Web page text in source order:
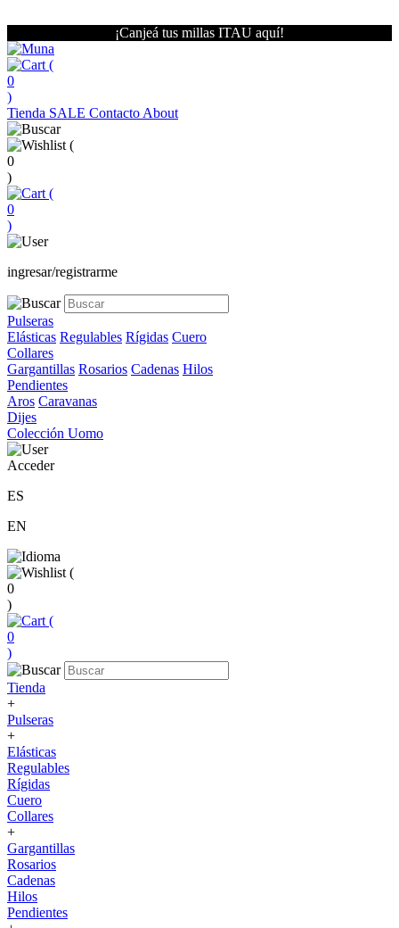
¡Canjeá tus millas ITAU aquí!
(
0
)
Tienda SALE Contacto About
(
0
)
(
0
)
ingresar/registrarme
Pulseras
Elásticas Regulables Rígidas Cuero
Collares
Gargantillas Rosarios Cadenas Hilos
Pendientes
Aros Caravanas
Dijes
Colección Uomo
Acceder
ES
EN
(
0
)
(
0
)
Tienda
+
Pulseras
+
Elásticas
Regulables
Rígidas
Cuero
Collares
+
Gargantillas
Rosarios
Cadenas
Hilos
Pendientes